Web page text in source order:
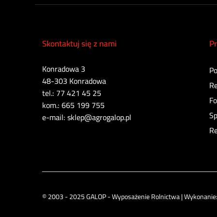
Lemken
Massey Ferguson
New Holland
PETRONAS
Pottinger
Pronar
PROXO
Rockinger
Siku
TT Technology
Skontaktuj się z nami
Konradowa 3
48-303 Konradowa
tel.: 77 421 45 25
kom.: 665 199 755
e-mail: sklep@agrogalop.pl
© 2003 - 2025 GALOP - Wyposażenie Rolnictwa | Wykonanie: